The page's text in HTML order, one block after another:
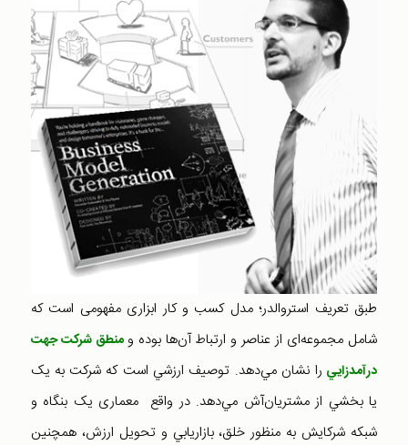
طبق تعريف استروالدر؛ مدل کسب و کار ابزاری مفهومی است که
شامل مجموعه‌ای از عناصر و ارتباط آن‌ها بوده و منطق شرکت جهت
درآمدزايي را نشان مي‌دهد. توصيف ارزشي است که شرکت به يک
يا بخشي از مشتريان‌آش مي‌دهد. در واقع معماری يک بنگاه و
شبکه شرکايش به منظور خلق، بازاريابي و تحويل ارزش،‌ همچنین